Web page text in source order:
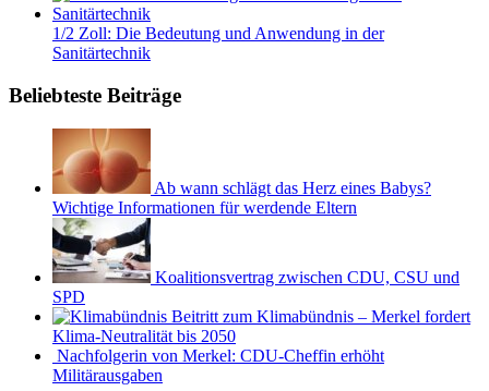
1/2 Zoll: Die Bedeutung und Anwendung in der
Sanitärtechnik
Beliebteste Beiträge
Ab wann schlägt das Herz eines Babys?
Wichtige Informationen für werdende Eltern
Koalitionsvertrag zwischen CDU, CSU und
SPD
Beitritt zum Klimabündnis – Merkel fordert
Klima-Neutralität bis 2050
Nachfolgerin von Merkel: CDU-Cheffin erhöht
Militärausgaben